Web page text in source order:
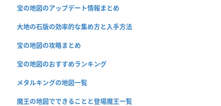
宝の地図のアップデート情報まとめ
大地の石版の効率的な集め方と入手方法
宝の地図の攻略まとめ
宝の地図のおすすめランキング
メタルキングの地図一覧
魔王の地図でできることと登場魔王一覧